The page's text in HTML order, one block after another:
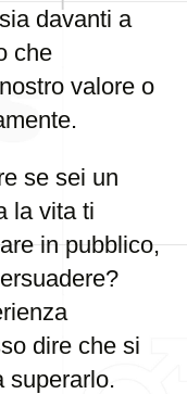
davanti a
che
valore o
se sei un
la vita ti
in pubblico,
dire che si
superarlo.